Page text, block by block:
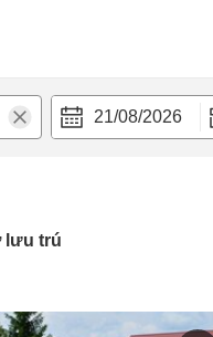
21/08/2026
lưu trú